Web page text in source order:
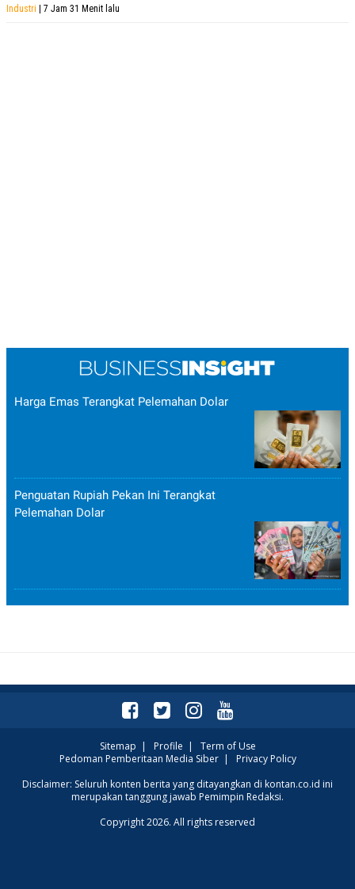
Industri | 7 Jam 31 Menit lalu
Harga Emas Terangkat Pelemahan Dolar
Penguatan Rupiah Pekan Ini Terangkat
Pelemahan Dolar
Sitemap | Profile | Term of Use
Pedoman Pemberitaan Media Siber| Privacy Policy
Disclaimer: Seluruh konten berita yang ditayangkan di kontan.co.id ini
merupakan tanggung jawab Pemimpin Redaksi.
Copyright 2026. All rights reserved